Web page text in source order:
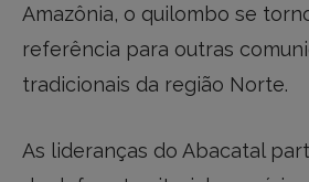
Amazônia, o quilombo se
referência para outras
tradicionais da região Norte.
As lideranças do Abacatal